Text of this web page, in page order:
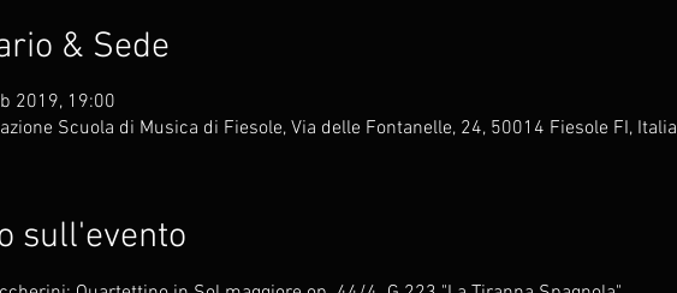
& Sede
2019, 19:00
Scuola di Musica di Fiesole, Via delle Fontanelle, 24, 50014 Fiesole FI, Italia
sull'evento